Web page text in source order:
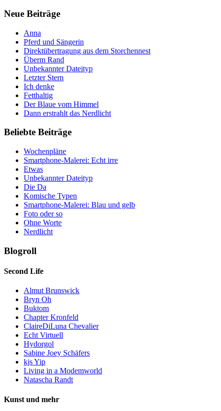
Neue Beiträge
Anna
Pferd und Sängerin
Direktübertragung aus dem Storchennest
Überm Rand
Unbekannter Dateityp
Letzter Stern
Ich denke
Fetthaltig
Der Blaue vom Himmel
Dann erstrahlt das Nerdlicht
Beliebte Beiträge
Wochenpläne
Smartphone-Malerei: Echt irre
Etwas
Unbekannter Dateityp
Die Da
Komische Typen
Smartphone-Malerei: Blau und gelb
Foto oder so
Ohne Worte
Nerdlicht
Blogroll
Second Life
Almut Brunswick
Bryn Oh
Buktom
Chapter Kronfeld
ClaireDiLuna Chevalier
Echt Virtuell
Hydorgol
Sabine Joey Schäfers
kjs Yip
Living in a Modemworld
Natascha Randt
Kunst und mehr